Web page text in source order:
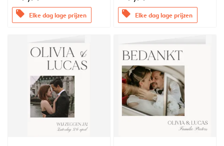
offers Elke dag lage prijzen offers Elke dag lage prijzen